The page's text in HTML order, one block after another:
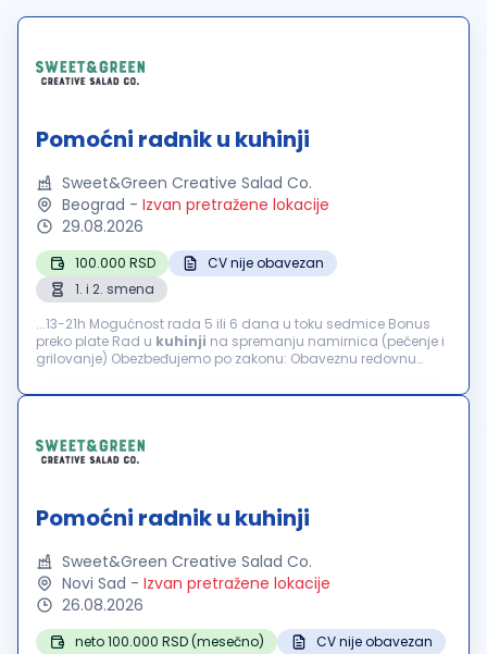
Pomoćni radnik u kuhinji
Sweet&Green Creative Salad Co.
Beograd - Izvan pretražene lokacije
29.08.2026
100.000 RSD
CV nije obavezan
1. i 2. smena
...13-21h Mogućnost rada 5 ili 6 dana u toku sedmice Bonus
preko plate Rad u kuhinji na spremanju namirnica (pečenje i
grilovanje) Obezbeđujemo po zakonu: Obaveznu redovnu
Pomoćni radnik u kuhinji
Sweet&Green Creative Salad Co.
Novi Sad - Izvan pretražene lokacije
26.08.2026
neto 100.000 RSD (mesečno)
CV nije obavezan